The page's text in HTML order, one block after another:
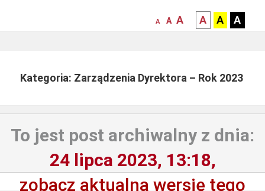
mniejsza
A
normalna
A
większa-
czcionka
A
kontrast
czarny
tle
A
kontrast
czarny
tle
A
żółty
tle
A
Kategoria: Zarządzenia Dyrektora – Rok 2023
To jest post archiwalny z dnia:
24 lipca 2023, 13:18,
zobacz aktualną wersję tego